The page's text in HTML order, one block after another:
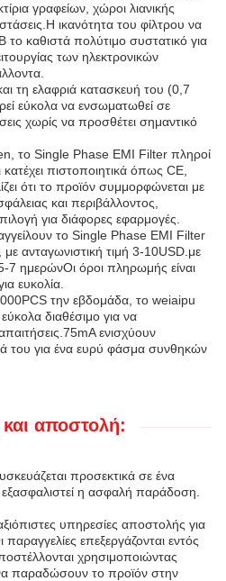
γραφείων, χώροι λιανικής
ικανότητα του φίλτρου να
το καθιστά πολύτιμο συστατικό για
των ηλεκτρονικών
τη ελαφριά κατασκευή του (0,7
εύκολα να ενσωματωθεί σε
χωρίς να προσθέτει σημαντικό
το Single Phase EMI Filter πληροί
πιστοποιητικά όπως CE,
ότι το προϊόν συμμορφώνεται με
και περιβάλλοντος,
για διάφορες εφαρμογές.
το Single Phase EMI Filter
ανταγωνιστική τιμή 3-10USD.με
ημερώνΟι όροι πληρωμής είναι
ευκολία.
την εβδομάδα, το weiaipu
διαθέσιμο για να
ενισχύουν
του για ένα ευρύ φάσμα συνθηκών
αποστολή:
προσεκτικά σε ένα
εξασφαλιστεί η ασφαλή παράδοση.
υπηρεσίες αποστολής για
επεξεργάζονται εντός
χρησιμοποιώντας
παραδώσουν το προϊόν στην